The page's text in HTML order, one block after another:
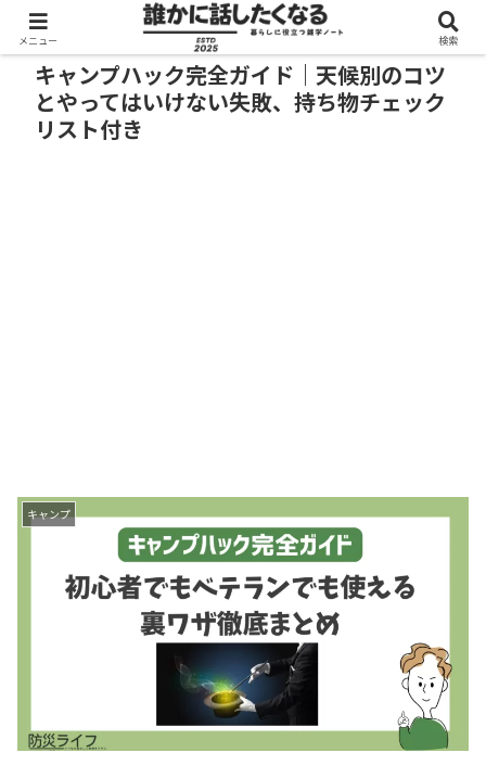
キャンプハック完全ガイド｜天候別のコツ
とやってはいけない失敗、持ち物チェック
リスト付き
キャンプ
メニュー 検索